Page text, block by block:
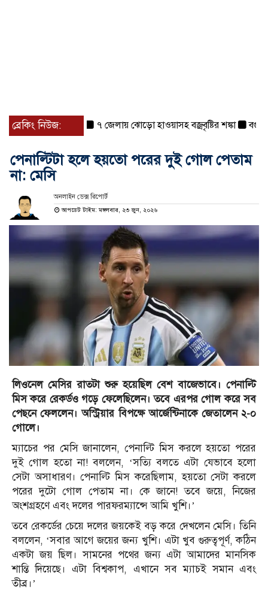
ব্রেকিং নিউজ: ৭ জেলায় ঝোড়ো হাওয়াসহ বজ্রবৃষ্টির শঙ্কা বগুড়া ও
পেনাল্টিটা হলে হয়তো পরের দুই গোল পেতাম
না: মেসি
অনলাইন ডেক্স রিপোর্ট
আপডেট টাইম: মঙ্গলবার, ২৩ জুন, ২০২৬
লিওনেল মেসির রাতটা শুরু হয়েছিল বেশ বাজেভাবে। পেনাল্টি
মিস করে রেকর্ডও গড়ে ফেলেছিলেন। তবে এরপর গোল করে সব
পেছনে ফেললেন। অস্ট্রিয়ার বিপক্ষে আর্জেন্টিনাকে জেতালেন ২-০
গোলে।
ম্যাচের পর মেসি জানালেন, পেনাল্টি মিস করলে হয়তো পরের
দুই গোল হতো না! বললেন, ‘সত্যি বলতে এটা যেভাবে হলো
সেটা অসাধারণ। পেনাল্টি মিস করেছিলাম, হয়তো সেটা করলে
পরের দুটো গোল পেতাম না। কে জানে! তবে জয়ে, নিজের
অংশগ্রহণে এবং দলের পারফরম্যান্সে আমি খুশি।’
তবে রেকর্ডের চেয়ে দলের জয়কেই বড় করে দেখলেন মেসি। তিনি
বললেন, ‘সবার আগে জয়ের জন্য খুশি। এটা খুব গুরুত্বপূর্ণ, কঠিন
একটা জয় ছিল। সামনের পথের জন্য এটা আমাদের মানসিক
শান্তি দিয়েছে। এটা বিশ্বকাপ, এখানে সব ম্যাচই সমান এবং
তীব্র।’